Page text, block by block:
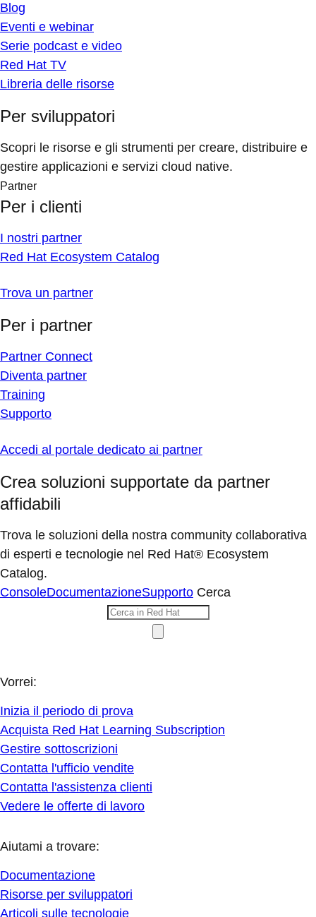
Blog
Eventi e webinar
Serie podcast e video
Red Hat TV
Libreria delle risorse
Per sviluppatori
Scopri le risorse e gli strumenti per creare, distribuire e
gestire applicazioni e servizi cloud native.
Partner
Per i clienti
I nostri partner
Red Hat Ecosystem Catalog
Trova un partner
Per i partner
Partner Connect
Diventa partner
Training
Supporto
Accedi al portale dedicato ai partner
Crea soluzioni supportate da partner
affidabili
Trova le soluzioni della nostra community collaborativa
di esperti e tecnologie nel Red Hat® Ecosystem
Catalog.
ConsoleDocumentazioneSupporto Cerca
Vorrei:
Inizia il periodo di prova
Acquista Red Hat Learning Subscription
Gestire sottoscrizioni
Contatta l'ufficio vendite
Contatta l'assistenza clienti
Vedere le offerte di lavoro
Aiutami a trovare:
Documentazione
Risorse per sviluppatori
Articoli sulle tecnologie